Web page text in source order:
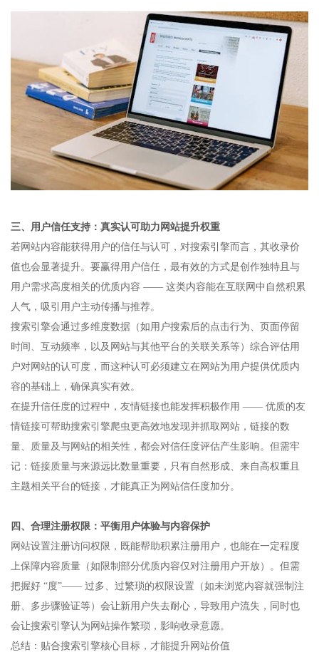
三、用户信任支持：真实认可助力网站提升权重​
若网站内容能获得用户的信任与认可，对搜索引擎而言，其收录价
值也会显著提升。要赢得用户信任，最有效的方式是创作独特且与
用户需求高度相关的优质内容 —— 这类内容能在互联网中自然积累
人气，吸引用户主动传播与推荐。​
搜索引擎会通过多维度数据（如用户搜索后的点击行为、页面停留
时间、互动频率，以及网站与其他平台的关联关系等）综合评估用
户对网站的认可度，而这种认可必须建立在网站为用户提供优质内
容的基础上，确保真实有效。​
在提升信任度的过程中，友情链接也能发挥积极作用 —— 优质的友
情链接可帮助搜索引擎爬虫更高效地发现并抓取网站，链接的数
量、质量及与网站的相关性，都会对信任度评估产生影响。但需牢
记：链接质量与来源远比数量重要，只有自然形成、来自高权重且
主题相关平台的链接，才能真正为网站信任度加分。​
四、合理注册权限：平衡用户体验与内容保护​
网站设置注册访问权限，既能帮助积累注册用户，也能在一定程度
上保障内容质量（如限制部分优质内容仅对注册用户开放）。但需
把握好 “度”—— 过多、过繁琐的权限设置（如未浏览内容就强制注
册、多步骤验证等）会让新用户失去耐心，导致用户流失，同时也
会让搜索引擎认为网站操作繁琐，影响收录意愿。​
总结：贴合搜索引擎核心目标，才能提升网站价值​